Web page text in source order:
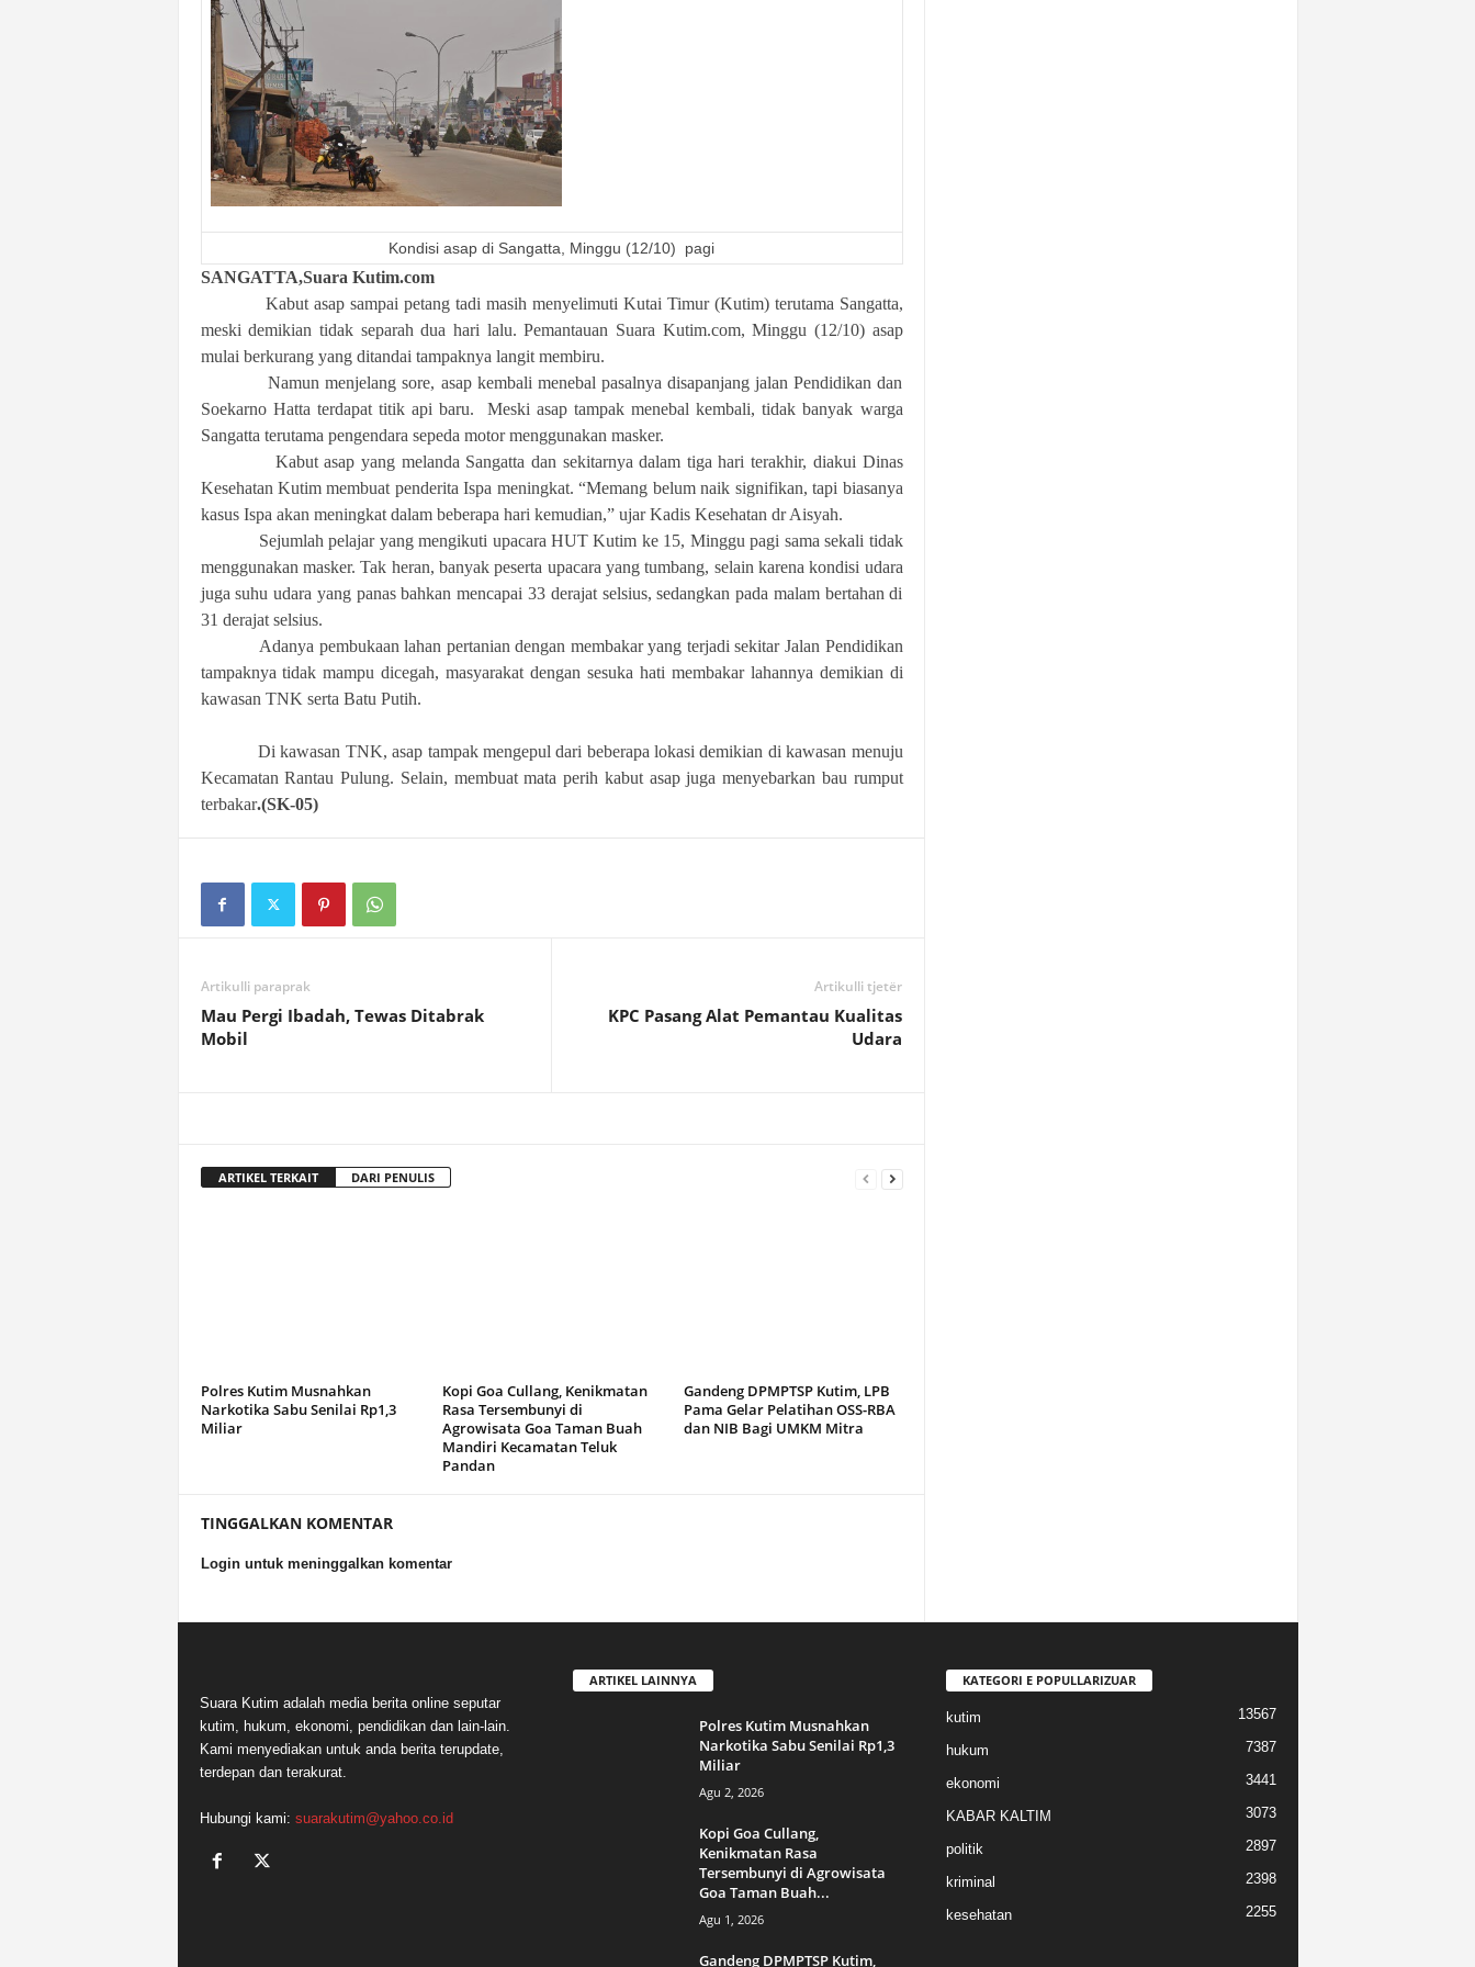
Kondisi asap di Sangatta, Minggu (12/10) pagi
SANGATTA,Suara Kutim.com
Kabut asap sampai petang tadi masih menyelimuti Kutai Timur (Kutim) terutama Sangatta,
meski demikian tidak separah dua hari lalu. Pemantauan Suara Kutim.com, Minggu (12/10) asap
mulai berkurang yang ditandai tampaknya langit membiru.
Namun menjelang sore, asap kembali menebal pasalnya disapanjang jalan Pendidikan dan
Soekarno Hatta terdapat titik api baru. Meski asap tampak menebal kembali, tidak banyak warga
Sangatta terutama pengendara sepeda motor menggunakan masker.
Kabut asap yang melanda Sangatta dan sekitarnya dalam tiga hari terakhir, diakui Dinas
Kesehatan Kutim membuat penderita Ispa meningkat. “Memang belum naik signifikan, tapi biasanya
kasus Ispa akan meningkat dalam beberapa hari kemudian,” ujar Kadis Kesehatan dr Aisyah.
Sejumlah pelajar yang mengikuti upacara HUT Kutim ke 15, Minggu pagi sama sekali tidak
menggunakan masker. Tak heran, banyak peserta upacara yang tumbang, selain karena kondisi udara
juga suhu udara yang panas bahkan mencapai 33 derajat selsius, sedangkan pada malam bertahan di
31 derajat selsius.
Adanya pembukaan lahan pertanian dengan membakar yang terjadi sekitar Jalan Pendidikan
tampaknya tidak mampu dicegah, masyarakat dengan sesuka hati membakar lahannya demikian di
kawasan TNK serta Batu Putih.
Di kawasan TNK, asap tampak mengepul dari beberapa lokasi demikian di kawasan menuju
Kecamatan Rantau Pulung. Selain, membuat mata perih kabut asap juga menyebarkan bau rumput
terbakar.(SK-05)
Artikulli paraprak
Mau Pergi Ibadah, Tewas Ditabrak
Mobil
Artikulli tjetër
KPC Pasang Alat Pemantau Kualitas
Udara
ARTIKEL TERKAIT DARI PENULIS
Polres Kutim Musnahkan
Narkotika Sabu Senilai Rp1,3
Miliar
Kopi Goa Cullang, Kenikmatan
Rasa Tersembunyi di
Agrowisata Goa Taman Buah
Mandiri Kecamatan Teluk
Pandan
Gandeng DPMPTSP Kutim, LPB
Pama Gelar Pelatihan OSS-RBA
dan NIB Bagi UMKM Mitra
TINGGALKAN KOMENTAR
Login untuk meninggalkan komentar
Suara Kutim adalah media berita online seputar
kutim, hukum, ekonomi, pendidikan dan lain-lain.
Kami menyediakan untuk anda berita terupdate,
terdepan dan terakurat.
Hubungi kami: suarakutim@yahoo.co.id
ARTIKEL LAINNYA
Polres Kutim Musnahkan
Narkotika Sabu Senilai Rp1,3
Miliar
Agu 2, 2026
Kopi Goa Cullang,
Kenikmatan Rasa
Tersembunyi di Agrowisata
Goa Taman Buah...
Agu 1, 2026
Gandeng DPMPTSP Kutim,
KATEGORI E POPULLARIZUAR
kutim 13567
hukum 7387
ekonomi 3441
KABAR KALTIM 3073
politik 2897
kriminal 2398
kesehatan 2255